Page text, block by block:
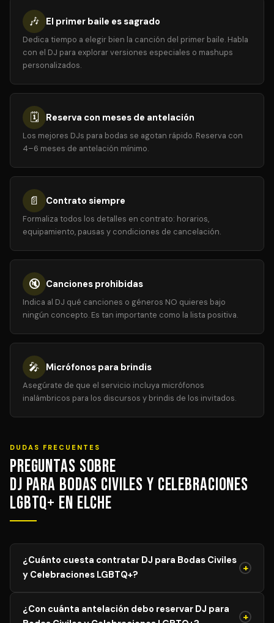
🎶 El primer baile es sagrado
Dedica tiempo a elegir bien la canción del primer baile. Habla
con el DJ para explorar versiones especiales o mashups
personalizados.
🗓️ Reserva con meses de antelación
Los mejores DJs para bodas se agotan rápido. Reserva con
4–6 meses de antelación mínimo.
📄 Contrato siempre
Formaliza todos los detalles en contrato: horarios,
equipamiento, pausas y condiciones de cancelación.
🔇 Canciones prohibidas
Indica al DJ qué canciones o géneros NO quieres bajo
ningún concepto. Es tan importante como la lista positiva.
🎤 Micrófonos para brindis
Asegúrate de que el servicio incluya micrófonos
inalámbricos para los discursos y brindis de los invitados.
DUDAS FRECUENTES
Preguntas sobre
DJ para Bodas Civiles y Celebraciones
LGBTQ+ en Elche
¿Cuánto cuesta contratar DJ para Bodas Civiles
y Celebraciones LGBTQ+?
+
LGBTQ+ varía según el aforo, duración y equipamiento
¿Con cuánta antelación debo reservar DJ para
+